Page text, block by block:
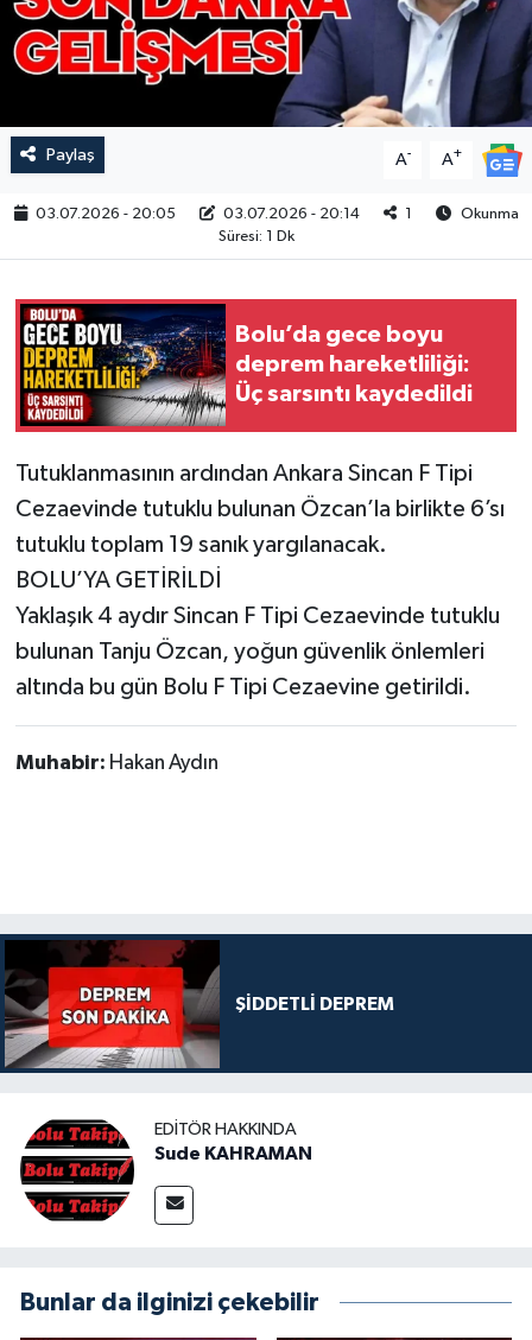
Paylaş A- A+
03.07.2026 - 20:05 03.07.2026 - 20:14
Okunma
Süresi: 1 Dk
Bolu’da gece boyu
deprem hareketliliği:
Üç sarsıntı kaydedildi
Tutuklanmasının ardından Ankara Sincan F Tipi
Cezaevinde tutuklu bulunan Özcan’la birlikte 6’sı
tutuklu toplam 19 sanık yargılanacak.
BOLU’YA GETİRİLDİ
Yaklaşık 4 aydır Sincan F Tipi Cezaevinde tutuklu
bulunan Tanju Özcan, yoğun güvenlik önlemleri
altında bu gün Bolu F Tipi Cezaevine getirildi.
Muhabir: Hakan Aydın
ŞİDDETLİ DEPREM
EDITÖR HAKKINDA
Sude KAHRAMAN
Bunlar da ilginizi çekebilir